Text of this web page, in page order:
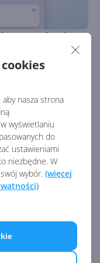
nasza strona
wyświetlaniu
do
ustawieniami
niezbędne. W
wybór. (więcej
Bing
17:50
miesięcy jest
Co